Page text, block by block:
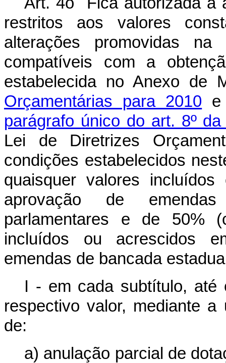
restritos aos valores
alterações promovidas na
compatíveis com a
estabelecida no Anexo de
Orçamentárias para 2010 e
parágrafo único do art. 8º
Lei de Diretrizes
condições estabelecidos
quaisquer valores
aprovação de
parlamentares e de 50%
incluídos ou acrescidos
emendas de bancada
I - em cada subtítulo, até
respectivo valor, mediante
de:
a) anulação parcial de